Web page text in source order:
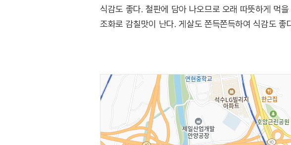
식감도 좋다. 철판에 담아 나오므로 오래 따뜻하게 먹
조화로 감칠맛이 난다. 게살도 쫀득쫀득하여 식감도